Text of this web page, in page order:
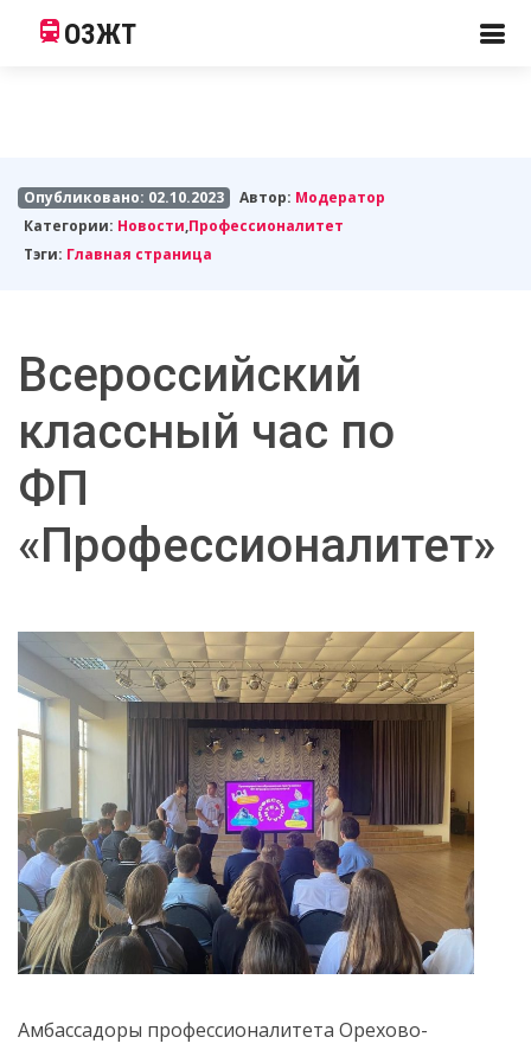
ОЗЖТ
Опубликовано: 02.10.2023 Автор: Модератор
Категории: Новости,Профессионалитет
Тэги: Главная страница
Всероссийский
классный час по
ФП
«Профессионалитет»
Амбассадоры профессионалитета Орехово-